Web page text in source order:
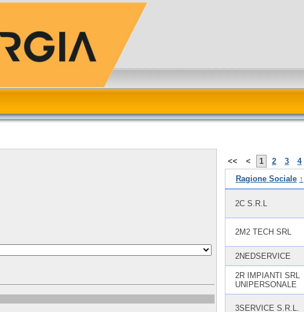
<< < 1 2 3 4
Ragione Sociale ↑
2C S.R.L
2M2 TECH SRL
2NEDSERVICE
2R IMPIANTI SRL
UNIPERSONALE
3SERVICE S.R.L.